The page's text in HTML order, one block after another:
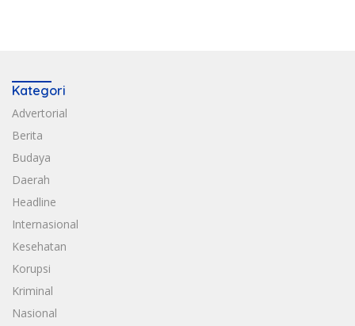
Kategori
Advertorial
Berita
Budaya
Daerah
Headline
Internasional
Kesehatan
Korupsi
Kriminal
Nasional